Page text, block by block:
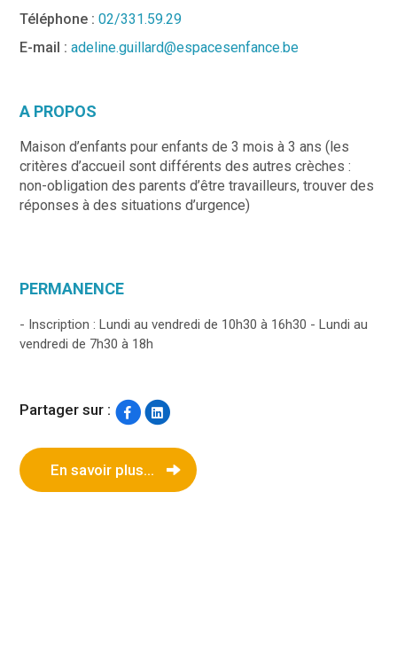
Téléphone :02/331.59.29
E-mail : adeline.guillard@espacesenfance.be
A PROPOS
Maison d’enfants pour enfants de 3 mois à 3 ans (les
critères d’accueil sont différents des autres crèches :
non-obligation des parents d’être travailleurs, trouver des
réponses à des situations d’urgence)
PERMANENCE
- Inscription : Lundi au vendredi de 10h30 à 16h30 - Lundi au
vendredi de 7h30 à 18h
Partager sur :
En savoir plus...